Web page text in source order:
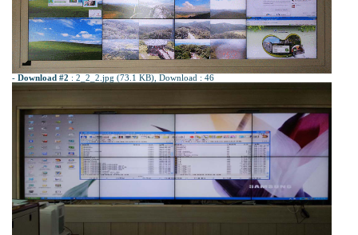
- Download #2 : 2_2_2.jpg (73.1 KB) , Download : 46